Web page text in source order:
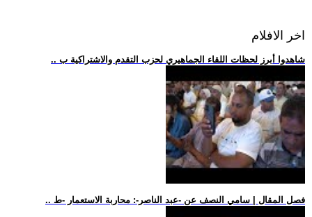
اخر الافلام
.. شاهدوا أبرز لحظات اللقاء الجماهيري لحزب التقدم والاشتراكية ب
.. فصل المقال | سامي النصف عن -عبد الناصر-: محاربة الاستعمار -ط